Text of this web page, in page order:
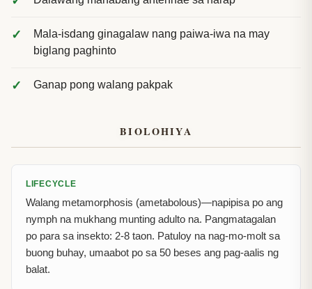
Mala-isdang ginagalaw nang paiwa-iwa na may
biglang paghinto
Ganap pong walang pakpak
BIOLOHIYA
LIFECYCLE
Walang metamorphosis (ametabolous)—napipisa po ang
nymph na mukhang munting adulto na. Pangmatagalan
po para sa insekto: 2-8 taon. Patuloy na nag-mo-molt sa
buong buhay, umaabot po sa 50 beses ang pag-aalis ng
balat.